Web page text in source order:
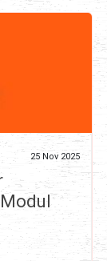
25 Nov 2025